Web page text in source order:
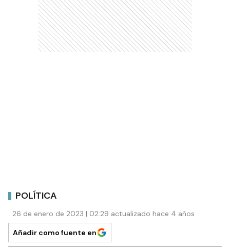
POLÍTICA
26 de enero de 2023 | 02:29 actualizado hace 4 años
Añadir como fuente en